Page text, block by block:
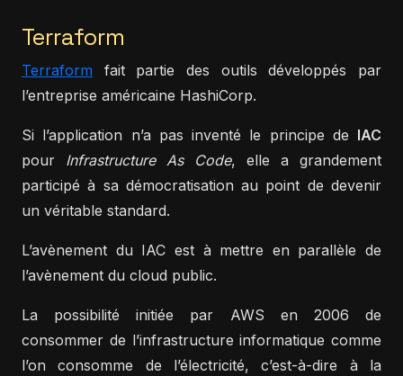
Terraform
Terraform fait partie des outils développés par
l’entreprise américaine HashiCorp.
Si l’application n’a pas inventé le principe de IAC
pour Infrastructure As Code, elle a grandement
participé à sa démocratisation au point de devenir
un véritable standard.
L’avènement du IAC est à mettre en parallèle de
l’avènement du cloud public.
La possibilité initiée par AWS en 2006 de
consommer de l’infrastructure informatique comme
l’on consomme de l’électricité, c’est-à-dire à la